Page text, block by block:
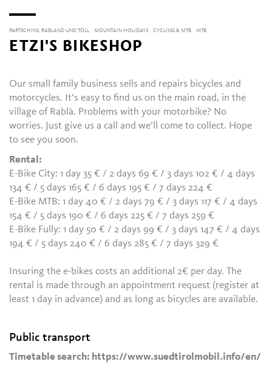
PARTSCHINS, RABLAND UND TÖLL MOUNTAIN HOLIDAYS CYCLING & MTB MTB
ETZI'S BIKESHOP
Our small family business sells and repairs bicycles and
motorcycles. It’s easy to find us on the main road, in the
village of Rablà. Problems with your motorbike? No
worries. Just give us a call and we’ll come to collect. Hope
to see you soon.
Rental:
E-Bike City: 1 day 35 € / 2 days 69 € / 3 days 102 € / 4 days
134 € / 5 days 165 € / 6 days 195 € / 7 days 224 €
E-Bike MTB: 1 day 40 € / 2 days 79 € / 3 days 117 € / 4 days
154 € / 5 days 190 € / 6 days 225 € / 7 days 259 €
E-Bike Fully: 1 day 50 € / 2 days 99 € / 3 days 147 € / 4 days
194 € / 5 days 240 € / 6 days 285 € / 7 days 329 €
Insuring the e-bikes costs an additional 2€ per day. The
rental is made through an appointment request (register at
least 1 day in advance) and as long as bicycles are available.
Public transport
Timetable search: https://www.suedtirolmobil.info/en/